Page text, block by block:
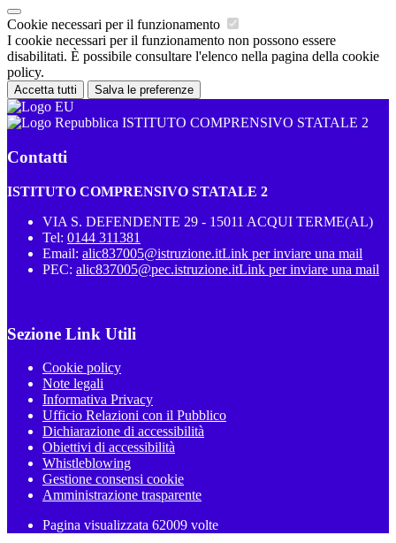
Cookie necessari per il funzionamento
I cookie necessari per il funzionamento non possono essere
disabilitati. È possibile consultare l'elenco nella pagina della cookie
policy.
Accetta tutti Salva le preferenze
ISTITUTO COMPRENSIVO STATALE 2
Contatti
ISTITUTO COMPRENSIVO STATALE 2
VIA S. DEFENDENTE 29 - 15011 ACQUI TERME(AL)
Tel: 0144 311381
Email: alic837005@istruzione.itLink per inviare una mail
PEC: alic837005@pec.istruzione.itLink per inviare una mail
Sezione Link Utili
Cookie policy
Note legali
Informativa Privacy
Ufficio Relazioni con il Pubblico
Dichiarazione di accessibilità
Obiettivi di accessibilità
Whistleblowing
Gestione consensi cookie
Amministrazione trasparente
Pagina visualizzata 62009 volte